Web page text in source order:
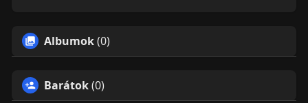
Albumok(0)
Barátok(0)